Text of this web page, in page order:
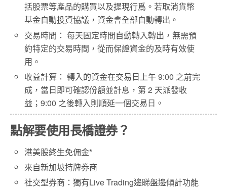
括股票等產品的購買以及提現行爲。若取消貨幣
基金自動投資協議，資金會全部自動轉出。
交易時間： 每天固定時間自動轉入轉出，無需預
約特定的交易時間，從而保證資金的及時有效使
用。
收益計算： 轉入的資金在交易日上午 9:00 之前完
成，當日即可確認份額並計息，第 2 天派發收
益；9:00 之後轉入則順延一個交易日。
點解要使用長橋證券？
港美股終生免佣金*
來自新加坡持牌券商
社交型券商：獨有Live Trading邊睇盤邊傾計功能